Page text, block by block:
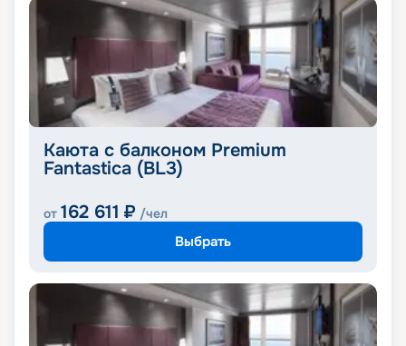
Каюта с балконом Premium
Fantastica (BL3)
от 162 611 ₽ /чел
Выбрать